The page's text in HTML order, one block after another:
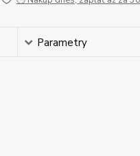
Parametry